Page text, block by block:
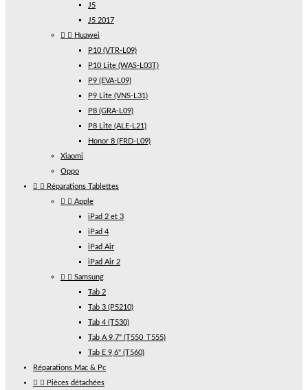
J5
J5 2017
  Huawei
P10 (VTR-L09)
P10 Lite (WAS-L03T)
P9 (EVA-L09)
P9 Lite (VNS-L31)
P8 (GRA-L09)
P8 Lite (ALE-L21)
Honor 8 (FRD-L09)
Xiaomi
Oppo
  Réparations Tablettes
  Apple
iPad 2 et 3
iPad 4
iPad Air
iPad Air 2
  Samsung
Tab 2
Tab 3 (P5210)
Tab 4 (T530)
Tab A 9,7" (T550_T555)
Tab E 9,6" (T560)
Réparations Mac & Pc
  Pièces détachées